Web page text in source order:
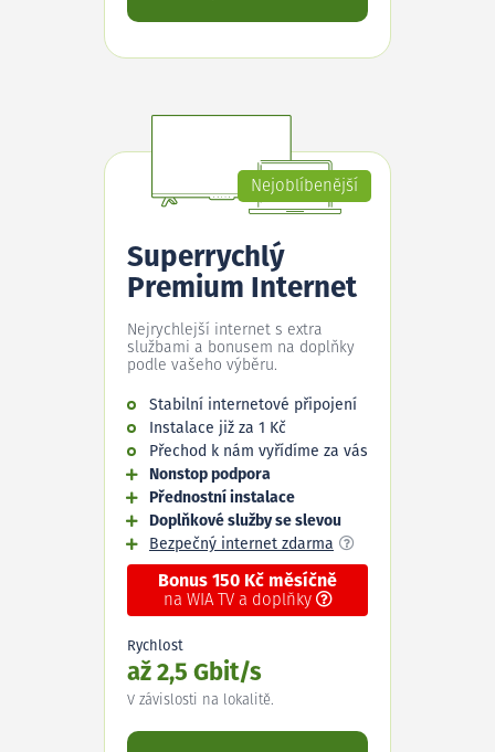
Nejoblíbenější
Superrychlý
Premium Internet
Nejrychlejší internet s extra
službami a bonusem na doplňky
podle vašeho výběru.
Stabilní internetové připojení
Instalace již za 1 Kč
Přechod k nám vyřídíme za vás
Nonstop podpora
Přednostní instalace
Doplňkové služby se slevou
Bezpečný internet zdarma
Bonus 150 Kč měsíčně
na WIA TV a doplňky
Rychlost
až 2,5 Gbit/s
V závislosti na lokalitě.